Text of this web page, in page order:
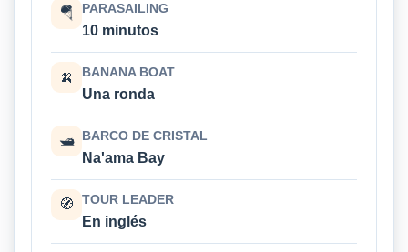
🪂 PARASAILING
10 minutos
🍌 BANANA BOAT
Una ronda
🛥 BARCO DE CRISTAL
Na'ama Bay
🧭 TOUR LEADER
En inglés